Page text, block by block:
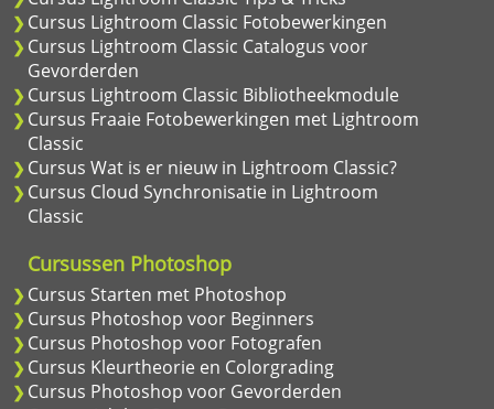
Cursus Lightroom Classic Fotobewerkingen
Cursus Lightroom Classic Catalogus voor
Gevorderden
Cursus Lightroom Classic Bibliotheekmodule
Cursus Fraaie Fotobewerkingen met Lightroom
Classic
Cursus Wat is er nieuw in Lightroom Classic?
Cursus Cloud Synchronisatie in Lightroom
Classic
Cursussen Photoshop
Cursus Starten met Photoshop
Cursus Photoshop voor Beginners
Cursus Photoshop voor Fotografen
Cursus Kleurtheorie en Colorgrading
Cursus Photoshop voor Gevorderden